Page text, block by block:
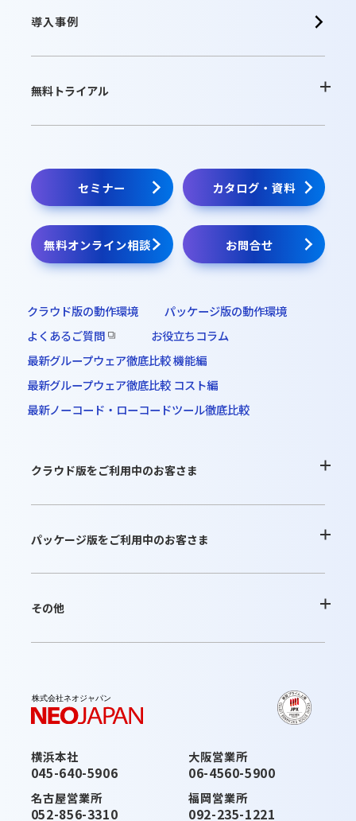
連携ツール
クラウド版
販売パートナー
導入事例
無料トライアル
パッケージ版インストーラー
オンラインデモ
セミナー カタログ・資料
無料オンライン相談 お問合せ
クラウド版の動作環境
パッケージ版の動作環境
よくあるご質問
お役立ちコラム
最新グループウェア徹底比較 機能編
最新グループウェア徹底比較 コスト編
最新ノーコード・ローコードツール徹底比較
クラウド版をご利用中のお客さま
ご利用内容の変更
お知らせ
活用ガイド・その他のサポート
パッケージ版をご利用中のお客さま
最新版へのアップデート
お知らせ
その他
これから運用を開始されるお客さま
みなとデスクネッツ（メディア）
横浜本社
045-640-5906
大阪営業所
06-4560-5900
名古屋営業所
052-856-3310
福岡営業所
092-235-1221